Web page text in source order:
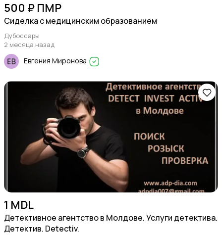
500 ₽ ПМР
Сиделка с медицинским образованием
Дубоссары
2 месяца назад
Евгения Миронова
1 MDL
Детективное агентство в Молдове. Услуги детектива.
Детектив. Detectiv.